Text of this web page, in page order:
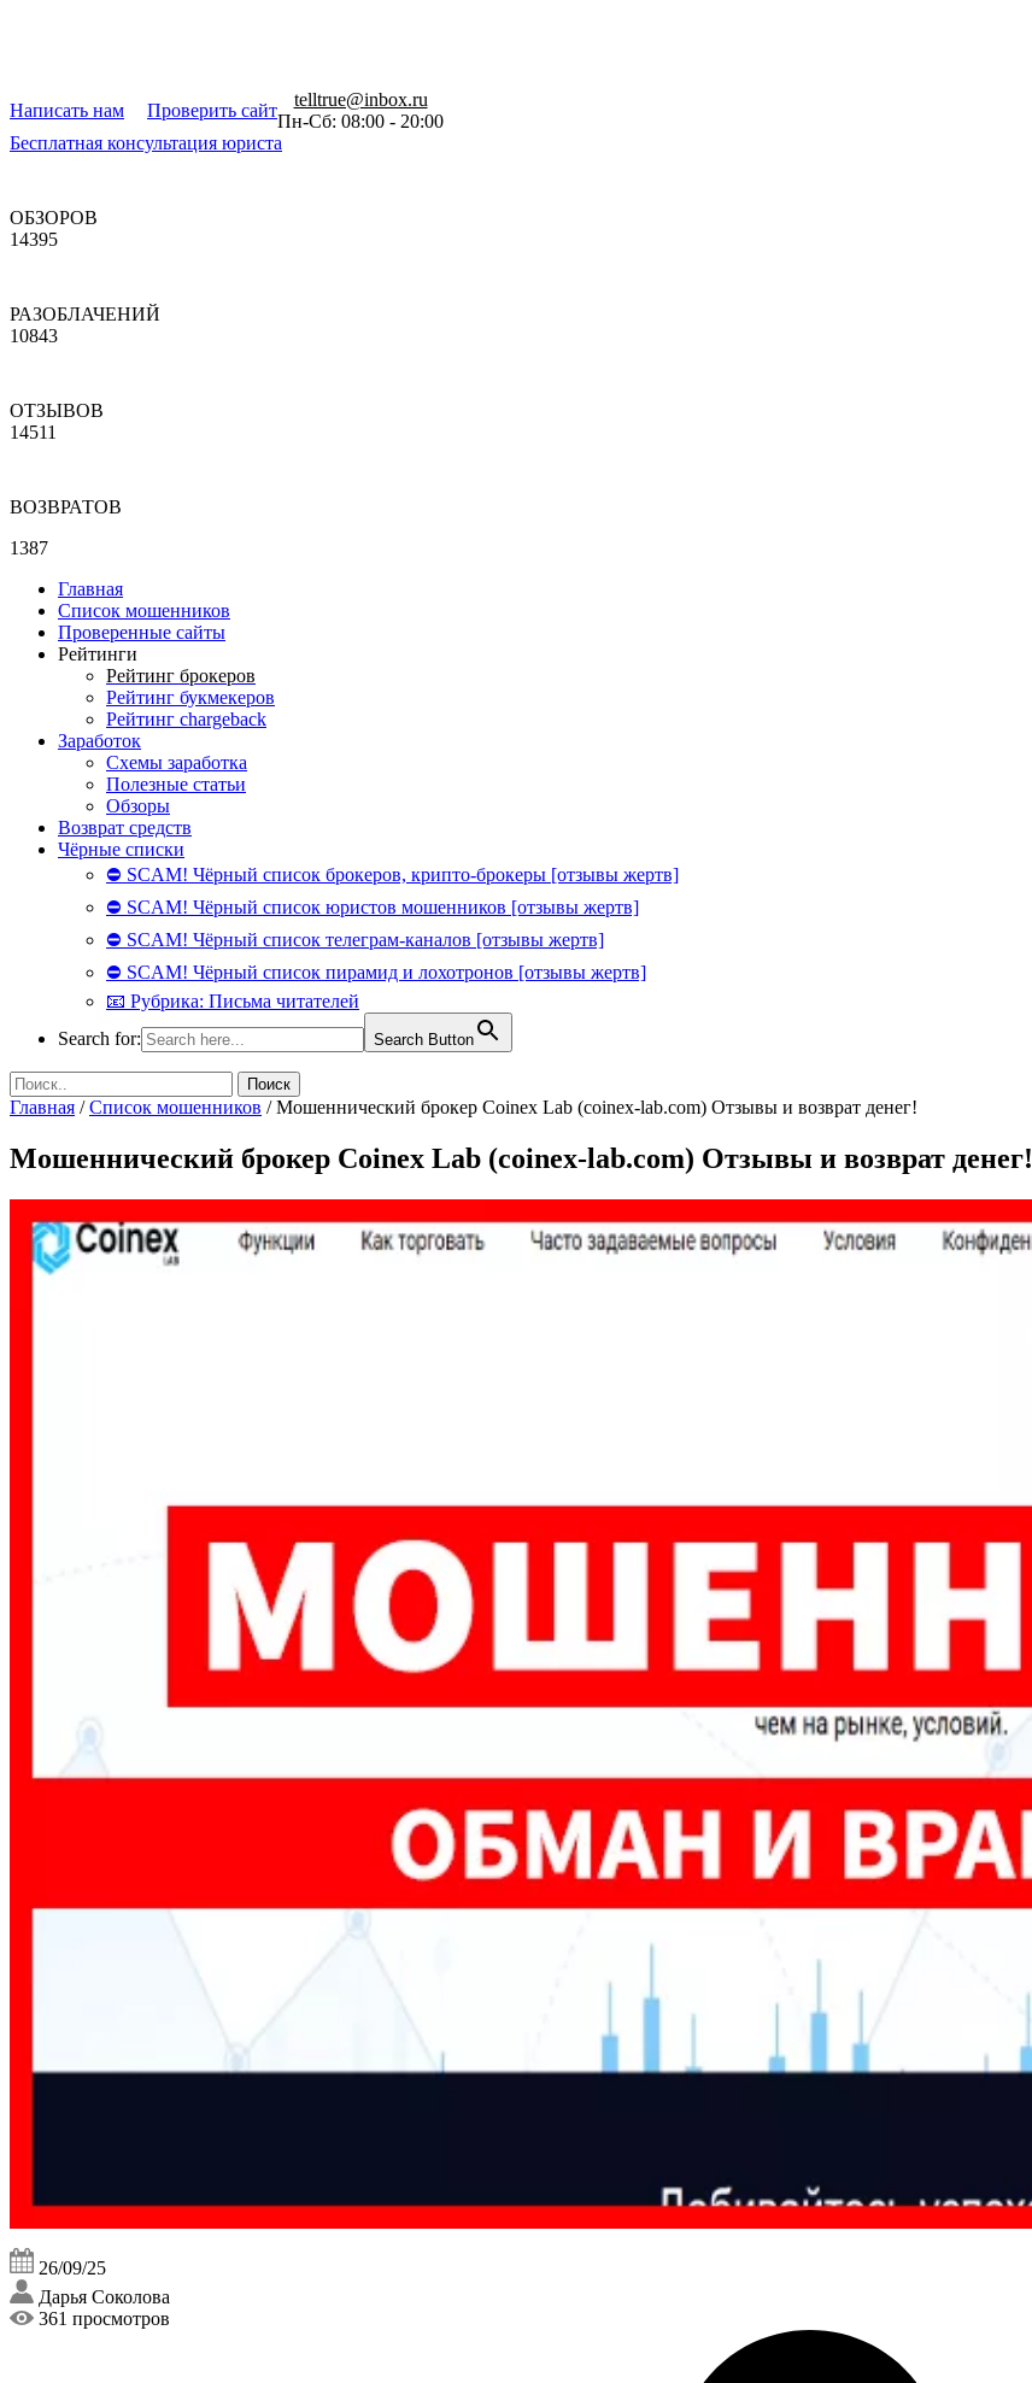
Написать нам Проверить сайт
telltrue@inbox.ru
Пн-Сб: 08:00 - 20:00
Бесплатная консультация юриста
ОБЗОРОВ
14395
РАЗОБЛАЧЕНИЙ
10843
ОТЗЫВОВ
14511
ВОЗВРАТОВ
1387
Главная
Список мошенников
Проверенные сайты
Рейтинги
Рейтинг брокеров
Рейтинг букмекеров
Рейтинг chargeback
Заработок
Схемы заработка
Полезные статьи
Обзоры
Возврат средств
Чёрные списки
⛔ SCAM! Чёрный список брокеров, крипто-брокеры [отзывы жертв]
⛔ SCAM! Чёрный список юристов мошенников [отзывы жертв]
⛔ SCAM! Чёрный список телеграм-каналов [отзывы жертв]
⛔ SCAM! Чёрный список пирамид и лохотронов [отзывы жертв]
📧 Рубрика: Письма читателей
Search for:
Search Button
Главная /Список мошенников /Мошеннический брокер Coinex Lab (coinex-lab.com) Отзывы и возврат денег!
Мошеннический брокер Coinex Lab (coinex-lab.com) Отзывы и возврат денег!
26/09/25
Дарья Соколова
361 просмотров